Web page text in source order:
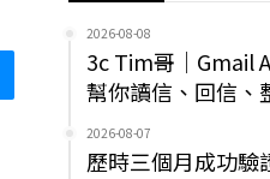
2026-08-08
3c Tim哥｜Gmail
幫你讀信、回信、
2026-08-07
歷時三個月成功驗